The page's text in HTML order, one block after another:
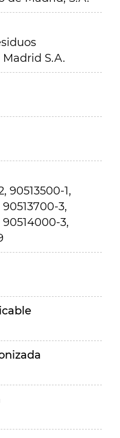
S.A.
90513500-1,
3,
3,